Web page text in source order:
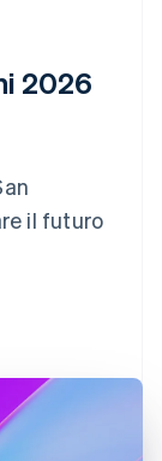
2026
il futuro